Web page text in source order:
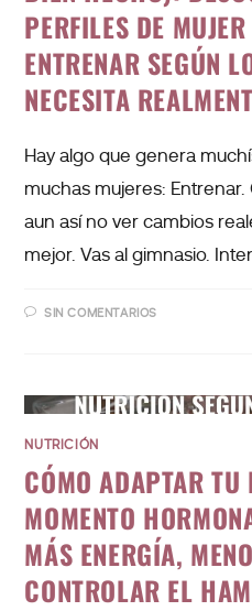
PERFILES DE
ENTRENAR SEGÚN
NECESITA
Hay algo que genera
muchas mujeres:
aun así no ver cambios
mejor. Vas al gimnasio.
SIN COMENTARIOS
NUTRICIÓN
CÓMO ADAPTAR TU
MOMENTO
MÁS ENERGÍA,
CONTROLAR EL